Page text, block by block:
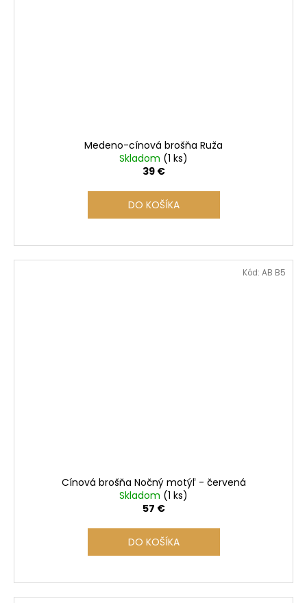
Medeno-cínová brošňa Ruža
Skladom (1 ks)
39 €
DO KOŠÍKA
Cínová brošňa Nočný motýľ - červená
Skladom (1 ks)
57 €
DO KOŠÍKA
Kód: AB B5